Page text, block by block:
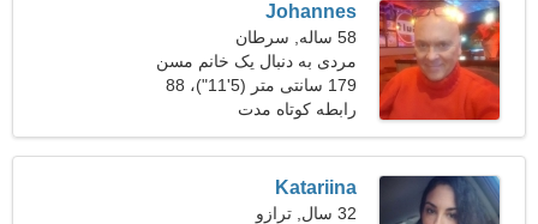
Johannes
58 ساله, سرطان
مردی به دنبال یک خانم مسن
50-55
179 سانتی متر (5'11")، 88
کیلوگرم (194 پوند)
رابطه کوتاه مدت
Katariina
32 سال, ترازو